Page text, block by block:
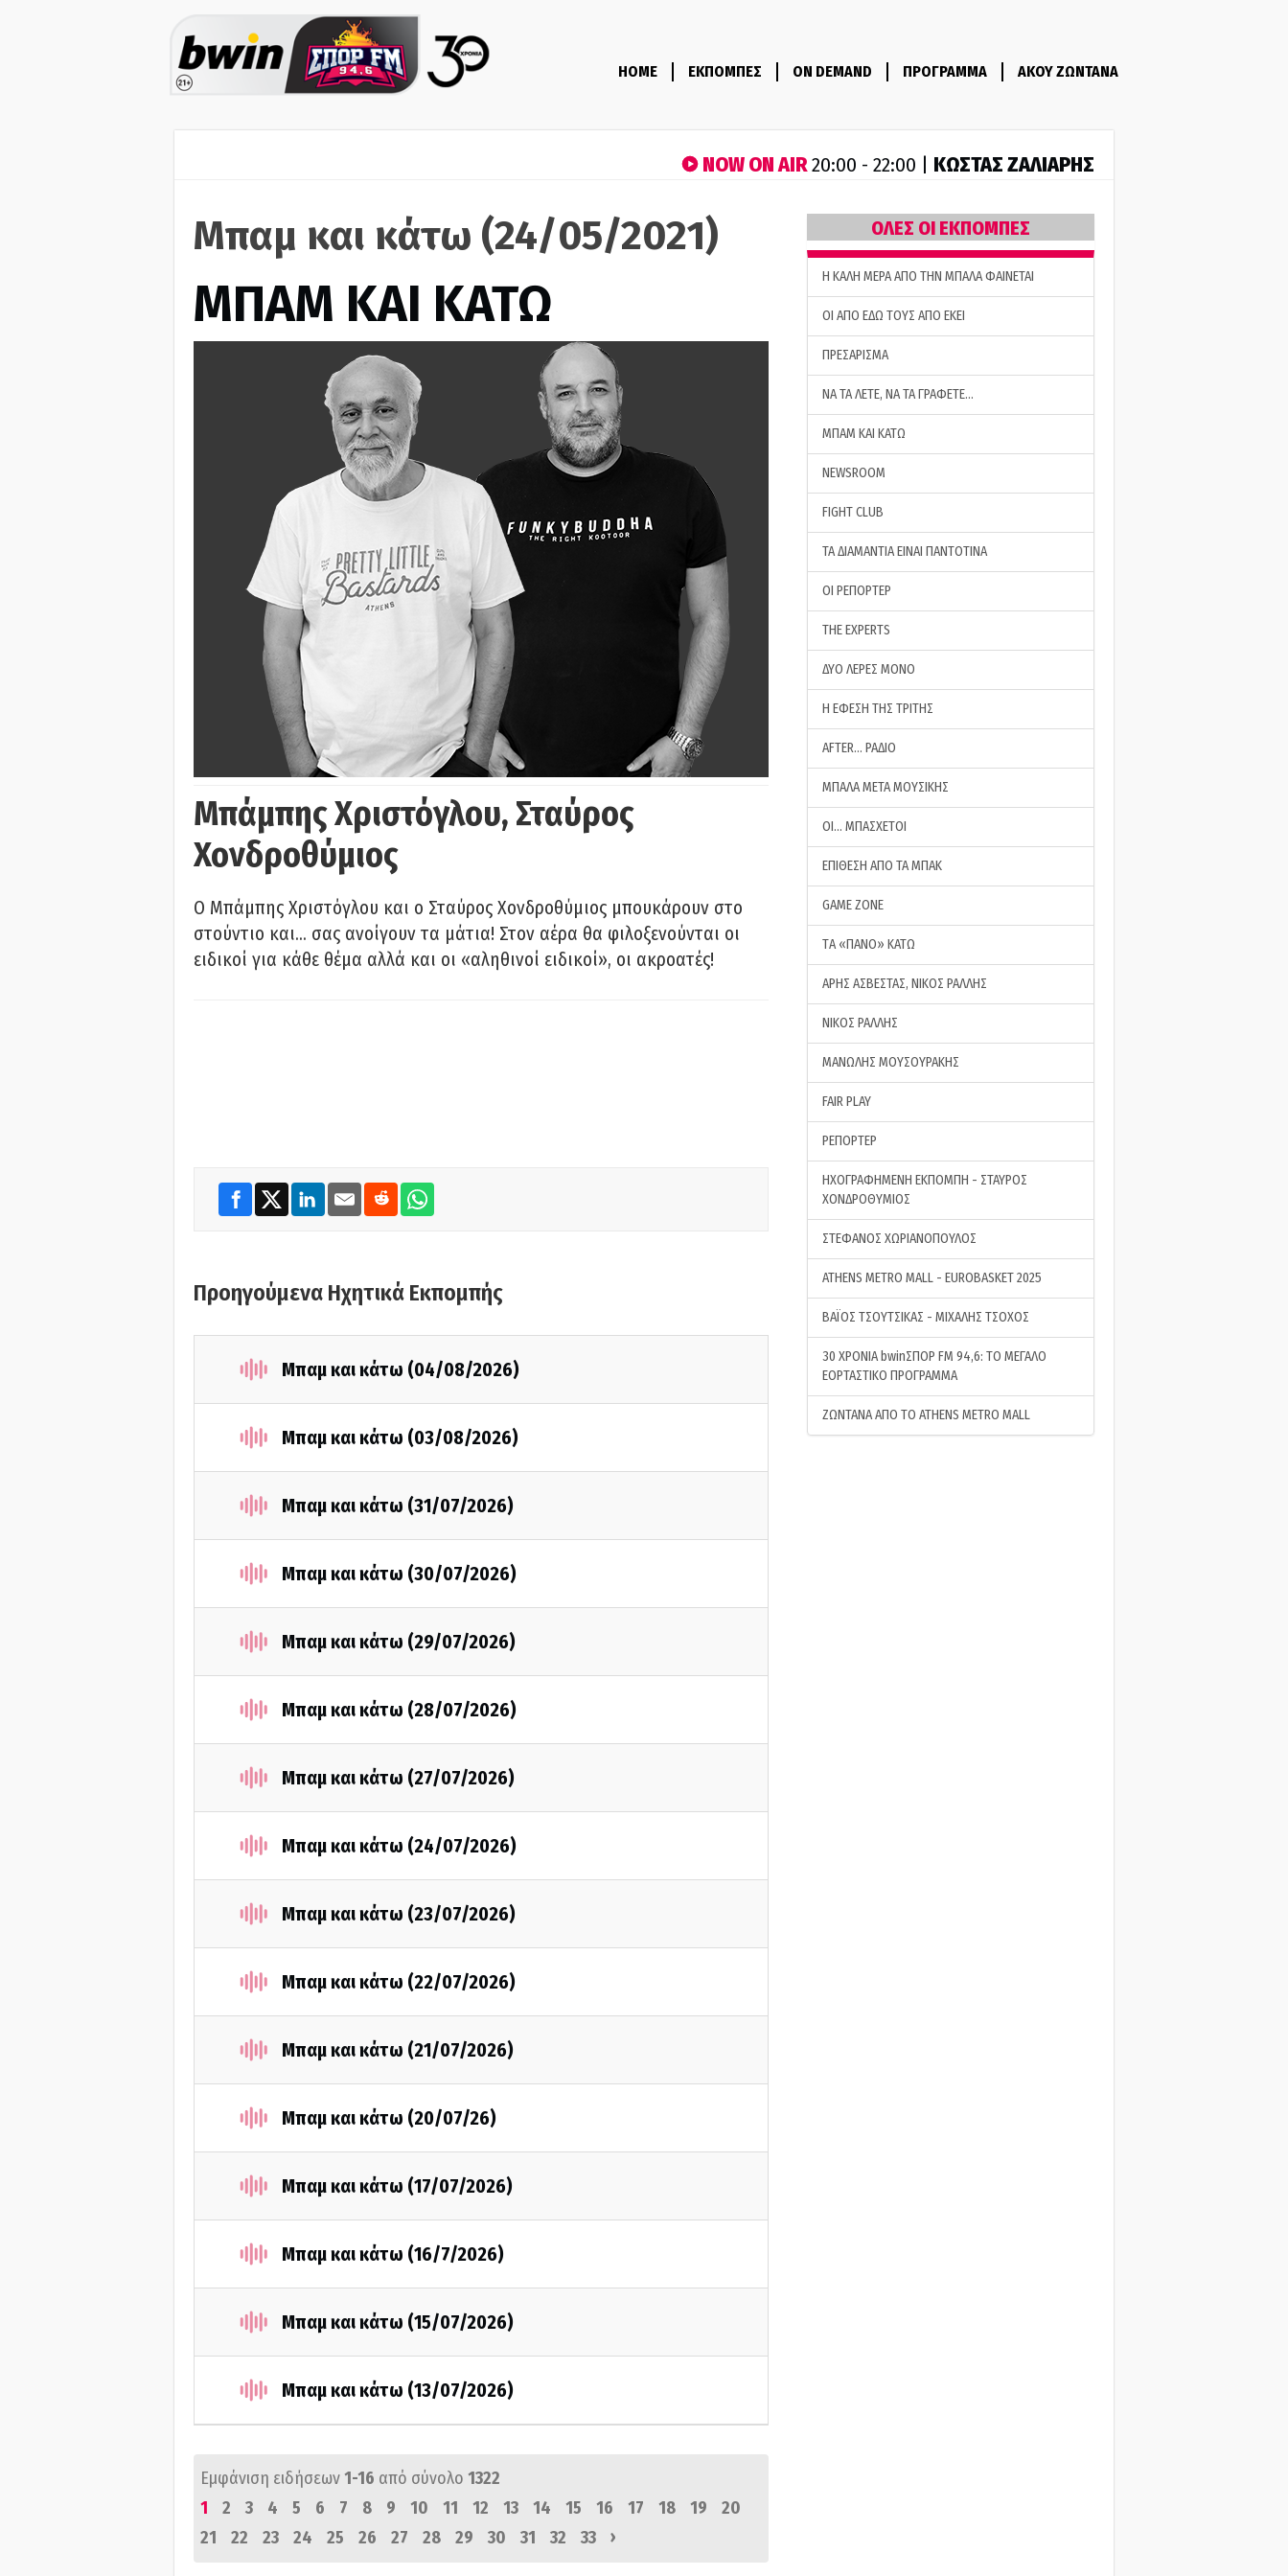
HOME ΕΚΠΟΜΠΕΣ ON DEMAND ΠΡΟΓΡΑΜΜΑ ΑΚΟΥ ΖΩΝΤΑΝΑ
NOW ON AIR20:00 - 22:00 | ΚΩΣΤΑΣ ΖΑΛΙΑΡΗΣ
Μπαμ και κάτω (24/05/2021)
ΜΠΑΜ ΚΑΙ ΚΑΤΩ
Μπάμπης Χριστόγλου, Σταύρος
Χονδροθύμιος
O Μπάμπης Χριστόγλου και ο Σταύρος Χονδροθύμιος μπουκάρουν στο
στούντιο και… σας ανοίγουν τα μάτια! Στον αέρα θα φιλοξενούνται οι
ειδικοί για κάθε θέμα αλλά και οι «αληθινοί ειδικοί», οι ακροατές!
Προηγούμενα Ηχητικά Εκπομπής
Μπαμ και κάτω (04/08/2026)
Μπαμ και κάτω (03/08/2026)
Μπαμ και κάτω (31/07/2026)
Μπαμ και κάτω (30/07/2026)
Μπαμ και κάτω (29/07/2026)
Μπαμ και κάτω (28/07/2026)
Μπαμ και κάτω (27/07/2026)
Μπαμ και κάτω (24/07/2026)
Μπαμ και κάτω (23/07/2026)
Μπαμ και κάτω (22/07/2026)
Μπαμ και κάτω (21/07/2026)
Μπαμ και κάτω (20/07/26)
Μπαμ και κάτω (17/07/2026)
Μπαμ και κάτω (16/7/2026)
Μπαμ και κάτω (15/07/2026)
Μπαμ και κάτω (13/07/2026)
Εμφάνιση ειδήσεων1-16 από σύνολο 1322
1
2 3 4 5 6 7 8 9 10 11 12 13 14 15 16 17 18 19
20
21
22 23 24 25 26 27 28 29 30 31 32 33 ›
ΟΛΕΣ ΟΙ ΕΚΠΟΜΠΕΣ
H ΚΑΛΗ ΜΕΡΑ ΑΠΟ ΤΗΝ ΜΠΑΛΑ ΦΑΙΝΕΤΑΙ
ΟΙ ΑΠΟ ΕΔΩ ΤΟΥΣ ΑΠΟ ΕΚΕΙ
ΠΡΕΣΑΡΙΣΜΑ
ΝΑ ΤΑ ΛΕΤΕ, ΝΑ ΤΑ ΓΡΑΦΕΤΕ…
ΜΠΑΜ ΚΑΙ ΚΑΤΩ
NEWSROOM
FIGHT CLUB
ΤΑ ΔΙΑΜΑΝΤΙΑ ΕΙΝΑΙ ΠΑΝΤΟΤΙΝΑ
ΟΙ ΡΕΠΟΡΤΕΡ
THE EXPERTS
ΔΥΟ ΛΕΡΕΣ ΜΟΝΟ
Η ΕΦΕΣΗ ΤΗΣ ΤΡΙΤΗΣ
AFTER… ΡΑΔΙΟ
ΜΠΑΛΑ ΜΕΤΑ ΜΟΥΣΙΚΗΣ
ΟΙ… ΜΠΑΣΧΕΤΟΙ
ΕΠΙΘΕΣΗ ΑΠΟ ΤΑ ΜΠΑΚ
GAME ZONE
ΤA «ΠΑΝΟ» ΚΑΤΩ
ΑΡΗΣ ΑΣΒΕΣΤΑΣ, ΝΙΚΟΣ ΡΑΛΛΗΣ
ΝΙΚΟΣ ΡΑΛΛΗΣ
ΜΑΝΩΛΗΣ ΜΟΥΣΟΥΡΑΚΗΣ
FAIR PLAY
ΡΕΠΟΡΤΕΡ
ΗΧΟΓΡΑΦΗΜΕΝΗ ΕΚΠΟΜΠΗ - ΣΤΑΥΡΟΣ
ΧΟΝΔΡΟΘΥΜΙΟΣ
ΣΤΕΦΑΝΟΣ ΧΩΡΙΑΝΟΠΟΥΛΟΣ
ATHENS METRO MALL - EUROBASKET 2025
ΒΑΪΟΣ ΤΣΟΥΤΣΙΚΑΣ - ΜΙΧΑΛΗΣ ΤΣΟΧΟΣ
30 ΧΡΟΝΙΑ bwinΣΠΟΡ FM 94,6: ΤΟ ΜΕΓΑΛΟ
ΕΟΡΤΑΣΤΙΚΟ ΠΡΟΓΡΑΜΜΑ
ΖΩΝΤΑΝΑ ΑΠΟ ΤΟ ATHENS METRO MALL